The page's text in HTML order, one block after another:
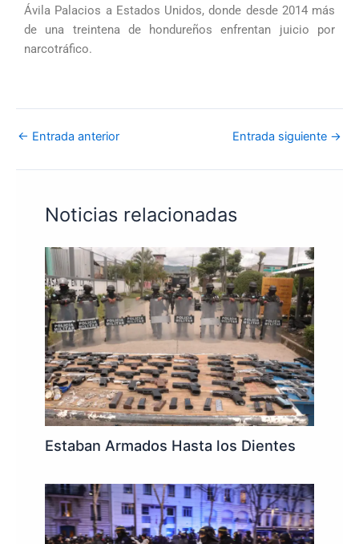
Ávila Palacios a Estados Unidos, donde desde 2014 más
de una treintena de hondureños enfrentan juicio por
narcotráfico.
← Entrada anterior Entrada siguiente →
Noticias relacionadas
Estaban Armados Hasta los Dientes